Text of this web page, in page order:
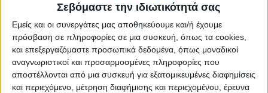
Σεβόμαστε την ιδιωτικότητά σας
Εμείς και οι συνεργάτες μας αποθηκεύουμε και/ή έχουμε
πρόσβαση σε πληροφορίες σε μια συσκευή, όπως τα cookies,
και επεξεργαζόμαστε προσωπικά δεδομένα, όπως μοναδικοί
αναγνωριστικοί και προσαρμοσμένες πληροφορίες που
αποστέλλονται από μια συσκευή για εξατομικευμένες διαφημίσεις
και περιεχόμενο, μέτρηση διαφήμισης και περιεχομένου, έρευνα
5. Περιφ. Καρδίτσας – Τρικάλων από Κόμβο
Καράμπαλη έως διαστ/ση με Επ. Οδό
Καρδίτσας Προαστίου και από κόμβο
Καράμπαλη έως κόμβο Δ. Λάππα